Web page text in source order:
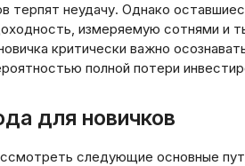
терпят неудачу. Однако
измеряемую сотнями и
критически важно
полной потери
для новичков
следующие основные